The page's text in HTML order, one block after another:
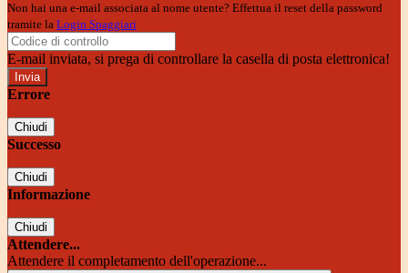
Non hai una e-mail associata al nome utente? Effettua il reset della password
tramite la Login Spaggiari
E-mail inviata, si prega di controllare la casella di posta elettronica!
Errore
Chiudi
Successo
Chiudi
Informazione
Chiudi
Attendere...
Attendere il completamento dell'operazione...